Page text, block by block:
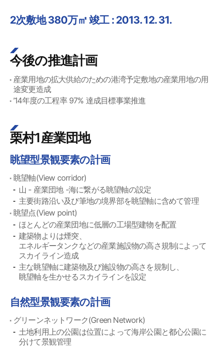
2次敷地 380万㎡ 竣工 : 2013. 12. 31.
今後の推進計画
産業用地の拡大供給のための港湾予定敷地の産業用地の用
途変更造成
’14年度の工程率 97% 達成目標事業推進
栗村1産業団地
眺望型景観要素の計画
眺望軸(View corridor)
山 - 産業団地 -海に繋がる眺望軸の設定
主要街路沿い及び筆地の境界部を眺望軸に含めて管理
眺望点(View point)
ほとんどの産業団地に低層の工場型建物を配置
建築物よりは煙突、
エネルギータンクなどの産業施設物の高さ規制によって
スカイライン造成
主な眺望軸に建築物及び施設物の高さを規制し、
眺望軸を生かせるスカイラインを設定
自然型景観要素の計画
グリーンネットワーク(Green Network)
土地利用上の公園は位置によって海岸公園と都心公園に
分けて景観管理